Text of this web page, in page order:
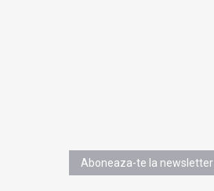
Aboneaza-te la newsletter